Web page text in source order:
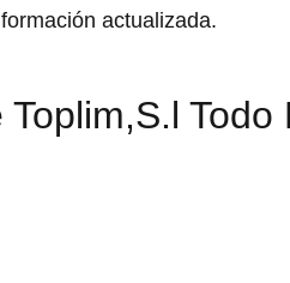
actualizada.
Todo